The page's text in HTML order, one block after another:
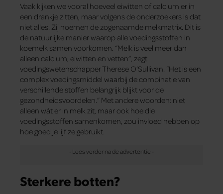
Vaak kijken we vooral hoeveel eiwitten of calcium er in
een drankje zitten, maar volgens de onderzoekers is dat
niet alles. Zij noemen de zogenaamde melkmatrix. Dit is
de natuurlijke manier waarop alle voedingsstoffen in
koemelk samen voorkomen. “Melk is veel meer dan
alleen calcium, eiwitten en vetten”, zegt
voedingswetenschapper Therese O’Sullivan. “Het is een
complex voedingsmiddel waarbij de combinatie van
verschillende stoffen belangrijk blijkt voor de
gezondheidsvoordelen.” Met andere woorden: niet
alleen wát er in melk zit, maar ook hoe die
voedingsstoffen samenkomen, zou invloed hebben op
hoe goed je lijf ze gebruikt.
Sterkere botten?